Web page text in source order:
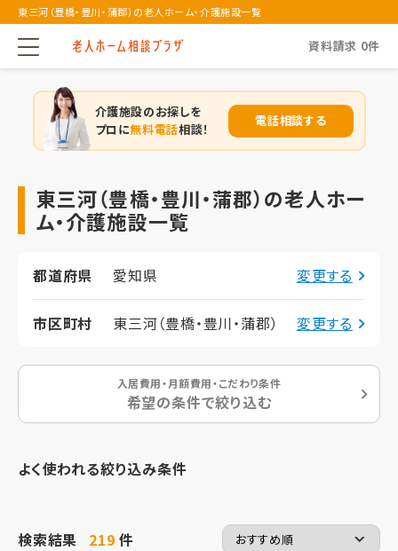
東三河（豊橋・豊川・蒲郡）の老人ホーム・介護施設一覧
資料請求 0件
介護施設のお探しを
プロに無料電話相談！
電話相談する
東三河（豊橋・豊川・蒲郡）の老人ホー
ム・介護施設一覧
都道府県 愛知県 変更する
市区町村 東三河（豊橋・豊川・蒲郡） 変更する
入居費用・月額費用・こだわり条件
希望の条件で絞り込む
よく使われる絞り込み条件
検索結果 219件